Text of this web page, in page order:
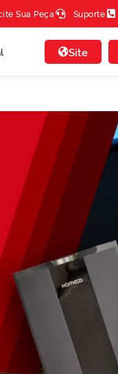
Sua Peça Suporte
Site